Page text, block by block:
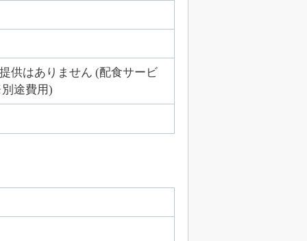
供はありません (配食サービ
途費用)